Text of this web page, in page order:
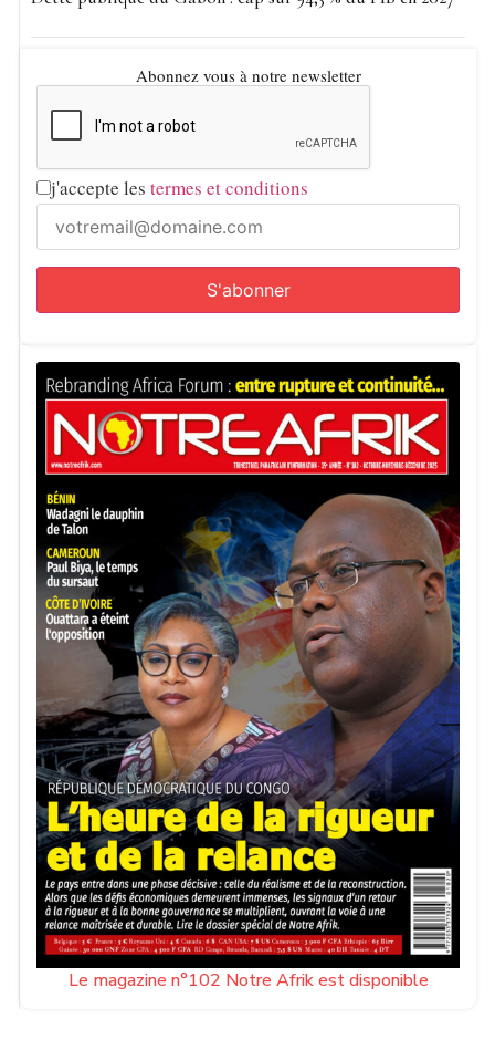
Abonnez vous à notre newsletter
j'accepte les termes et conditions
Le magazine n°102 Notre Afrik est disponible